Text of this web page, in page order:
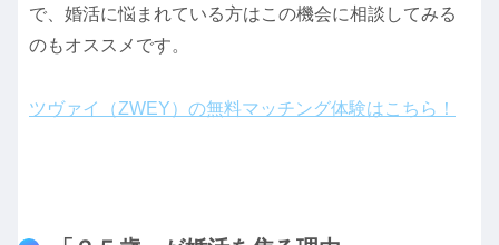
で、婚活に悩まれている方はこの機会に相談してみる
のもオススメです。
ツヴァイ（ZWEY）の無料マッチング体験はこちら！